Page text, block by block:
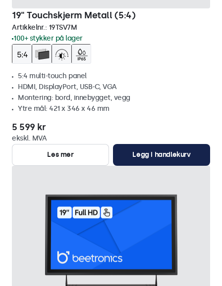
19" Touchskjerm Metall (5:4)
Artikkelnr.: 19TSV7M
100+ stykker på lager
5:4 multi-touch panel
HDMI, DisplayPort, USB-C, VGA
Montering: bord, innebygget, vegg
Ytre mål: 421 x 346 x 46 mm
5 599 kr
ekskl. MVA
Les mer
Legg i handlekurv